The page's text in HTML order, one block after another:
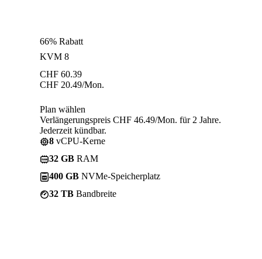
66% Rabatt
KVM 8
CHF 60.39
CHF 20.49/Mon.
Plan wählen
Verlängerungspreis CHF 46.49/Mon. für 2 Jahre.
Jederzeit kündbar.
8 vCPU-Kerne
32 GB RAM
400 GB NVMe-Speicherplatz
32 TB Bandbreite